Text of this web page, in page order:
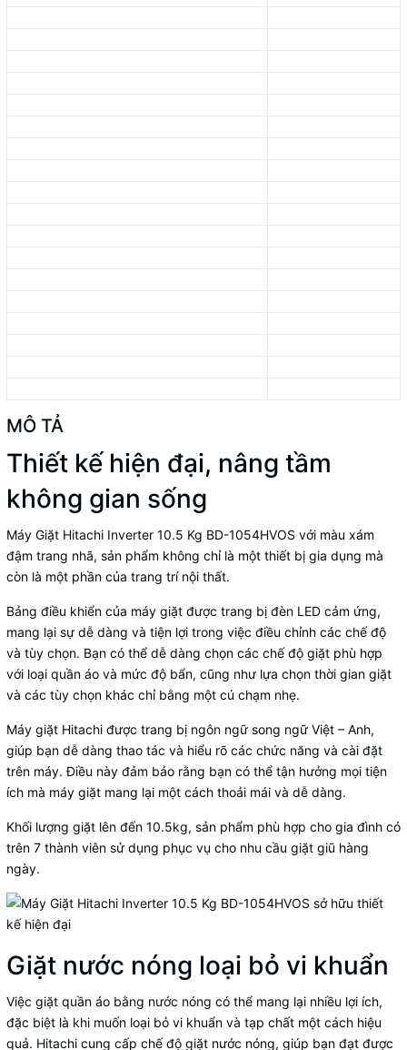
MÔ TẢ
Thiết kế hiện đại, nâng tầm
không gian sống
Máy Giặt Hitachi Inverter 10.5 Kg BD-1054HVOS với màu xám
đậm trang nhã, sản phẩm không chỉ là một thiết bị gia dụng mà
còn là một phần của trang trí nội thất.
Bảng điều khiển của máy giặt được trang bị đèn LED cảm ứng,
mang lại sự dễ dàng và tiện lợi trong việc điều chỉnh các chế độ
và tùy chọn. Bạn có thể dễ dàng chọn các chế độ giặt phù hợp
với loại quần áo và mức độ bẩn, cũng như lựa chọn thời gian giặt
và các tùy chọn khác chỉ bằng một cú chạm nhẹ.
Máy giặt Hitachi được trang bị ngôn ngữ song ngữ Việt – Anh,
giúp bạn dễ dàng thao tác và hiểu rõ các chức năng và cài đặt
trên máy. Điều này đảm bảo rằng bạn có thể tận hưởng mọi tiện
ích mà máy giặt mang lại một cách thoải mái và dễ dàng.
Khối lượng giặt lên đến 10.5kg, sản phẩm phù hợp cho gia đình có
trên 7 thành viên sử dụng phục vụ cho nhu cầu giặt giũ hàng
ngày.
Giặt nước nóng loại bỏ vi khuẩn
Việc giặt quần áo bằng nước nóng có thể mang lại nhiều lợi ích,
đặc biệt là khi muốn loại bỏ vi khuẩn và tạp chất một cách hiệu
quả. Hitachi cung cấp chế độ giặt nước nóng, giúp bạn đạt được